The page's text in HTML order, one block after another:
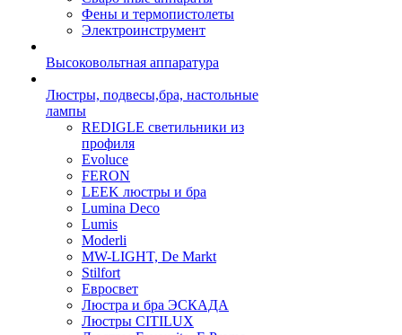
Фены и термопистолеты
Электроинструмент
Высоковольтная аппаратура
Люстры, подвесы,бра, настольные
лампы
REDIGLE светильники из
профиля
Evoluce
FERON
LEEK люстры и бра
Lumina Deco
Lumis
Moderli
MW-LIGHT, De Markt
Stilfort
Евросвет
Люстра и бра ЭСКАДА
Люстры CITILUX